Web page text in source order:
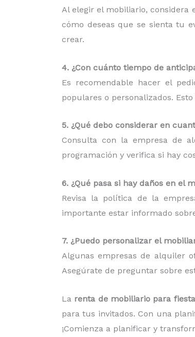
Al elegir el mobiliario, considera
cómo deseas que se sienta tu
crear.
4. ¿Con cuánto tiempo de
Es recomendable hacer el
populares o personalizados.
5. ¿Qué debo considerar en
Consulta con la empresa de
programación y verifica si hay
6. ¿Qué pasa si hay daños en el
Revisa la política de la
importante estar informado
7. ¿Puedo personalizar el
Algunas empresas de alquiler
Asegúrate de preguntar sobre
La renta de mobiliario para
para tus invitados. Con una
¡Comienza a planificar y